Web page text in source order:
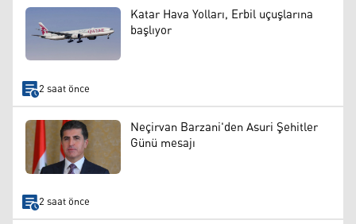
Katar Hava Yolları, Erbil uçuşlarına
başlıyor
2 saat önce
Neçirvan Barzani'den Asuri Şehitler
Günü mesajı
2 saat önce